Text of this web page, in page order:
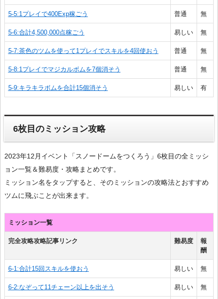
5-5:1プレイで400Exp稼ごう 普通 無
5-6:合計4,500,000点稼ごう 易しい 無
5-7:茶色のツムを使って1プレイでスキルを4回使おう 普通 無
5-8:1プレイでマジカルボムを7個消そう 普通 無
5-9:キラキラボムを合計15個消そう 易しい 有
6枚目のミッション攻略
2023年12月イベント「スノードームをつくろう」6枚目の全ミッシ
ョン一覧＆難易度・攻略まとめです。
ミッション名をタップすると、そのミッションの攻略法とおすすめ
ツムに飛ぶことが出来ます。
ミッション一覧
完全攻略攻略記事リンク 難易度
報
酬
6-1:合計15回スキルを使おう 易しい 無
6-2:なぞって11チェーン以上を出そう 易しい 無